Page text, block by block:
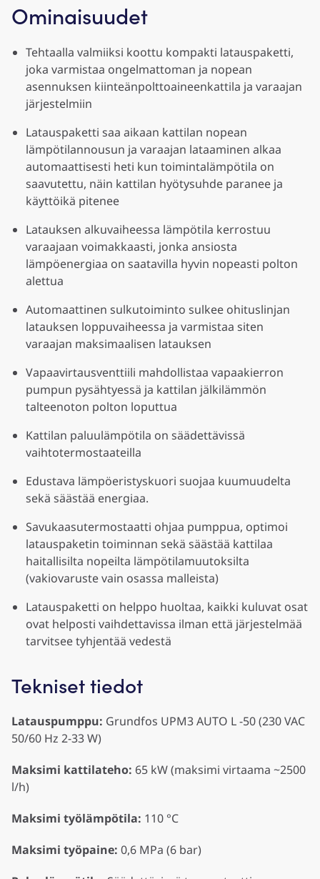
Ominaisuudet
Tehtaalla valmiiksi koottu kompakti latauspaketti,
joka varmistaa ongelmattoman ja nopean
asennuksen kiinteänpolttoaineenkattila ja varaajan
järjestelmiin
Latauspaketti saa aikaan kattilan nopean
lämpötilannousun ja varaajan lataaminen alkaa
automaattisesti heti kun toimintalämpötila on
saavutettu, näin kattilan hyötysuhde paranee ja
käyttöikä pitenee
Latauksen alkuvaiheessa lämpötila kerrostuu
varaajaan voimakkaasti, jonka ansiosta
lämpöenergiaa on saatavilla hyvin nopeasti polton
alettua
Automaattinen sulkutoiminto sulkee ohituslinjan
latauksen loppuvaiheessa ja varmistaa siten
varaajan maksimaalisen latauksen
Vapaavirtausventtiili mahdollistaa vapaakierron
pumpun pysähtyessä ja kattilan jälkilämmön
talteenoton polton loputtua
Kattilan paluulämpötila on säädettävissä
vaihtotermostaateilla
Edustava lämpöeristyskuori suojaa kuumuudelta
sekä säästää energiaa.
Savukaasutermostaatti ohjaa pumppua, optimoi
latauspaketin toiminnan sekä säästää kattilaa
haitallisilta nopeilta lämpötilamuutoksilta
(vakiovaruste vain osassa malleista)
Latauspaketti on helppo huoltaa, kaikki kuluvat osat
ovat helposti vaihdettavissa ilman että järjestelmää
tarvitsee tyhjentää vedestä
Tekniset tiedot
Latauspumppu: Grundfos UPM3 AUTO L -50 (230 VAC
50/60 Hz 2-33 W)
Maksimi kattilateho: 65 kW (maksimi virtaama ~2500
l/h)
Maksimi työlämpötila: 110 °C
Maksimi työpaine: 0,6 MPa (6 bar)